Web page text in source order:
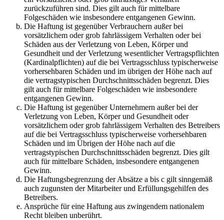
zurückzuführen sind. Dies gilt auch für mittelbare
Folgeschäden wie insbesondere entgangenen Gewinn.
Die Haftung ist gegenüber Verbrauchern außer bei
vorsätzlichem oder grob fahrlässigem Verhalten oder bei
Schäden aus der Verletzung von Leben, Körper und
Gesundheit und der Verletzung wesentlicher Vertragspflichten
(Kardinalpflichten) auf die bei Vertragsschluss typischerweise
vorhersehbaren Schäden und im übrigen der Höhe nach auf
die vertragstypischen Durchschnittsschäden begrenzt. Dies
gilt auch für mittelbare Folgeschäden wie insbesondere
entgangenen Gewinn.
Die Haftung ist gegenüber Unternehmern außer bei der
Verletzung von Leben, Körper und Gesundheit oder
vorsätzlichem oder grob fahrlässigem Verhalten des Betreibers
auf die bei Vertragsschluss typischerweise vorhersehbaren
Schäden und im Übrigen der Höhe nach auf die
vertragstypischen Durchschnittsschäden begrenzt. Dies gilt
auch für mittelbare Schäden, insbesondere entgangenen
Gewinn.
Die Haftungsbegrenzung der Absätze a bis c gilt sinngemäß
auch zugunsten der Mitarbeiter und Erfüllungsgehilfen des
Betreibers.
Ansprüche für eine Haftung aus zwingendem nationalem
Recht bleiben unberührt.